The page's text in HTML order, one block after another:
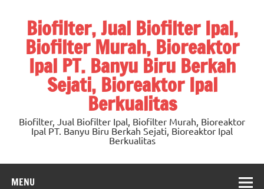
contentBiofilter, Jual Biofilter Ipal,
Biofilter Murah, Bioreaktor
Ipal PT. Banyu Biru Berkah
Sejati, Bioreaktor Ipal
Berkualitas
Biofilter, Jual Biofilter Ipal, Biofilter Murah, Bioreaktor
Ipal PT. Banyu Biru Berkah Sejati, Bioreaktor Ipal
Berkualitas
MENU